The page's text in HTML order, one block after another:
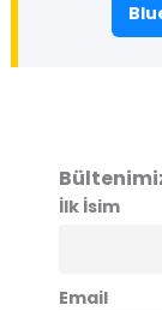
İlk İsim
Email